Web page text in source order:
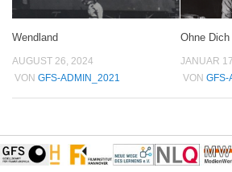
Wendland
AUGUST 26, 2024
VON GFS-ADMIN_2021
Ohne
JANUAR
VON GFS-